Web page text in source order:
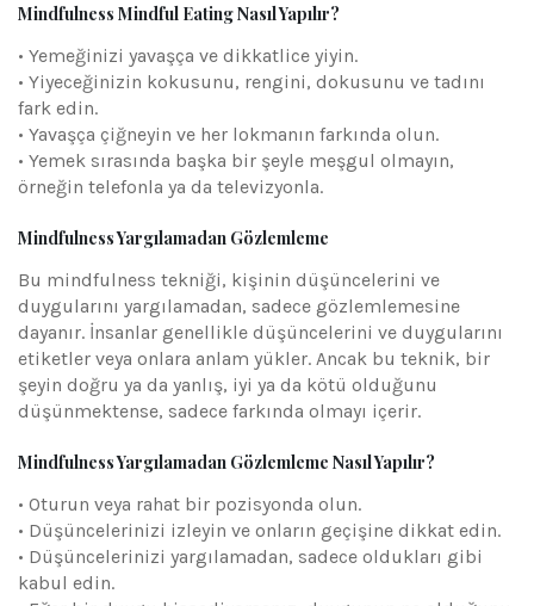
Mindfulness Mindful Eating Nasıl Yapılır?
• Yemeğinizi yavaşça ve dikkatlice yiyin.
• Yiyeceğinizin kokusunu, rengini, dokusunu ve tadını
fark edin.
• Yavaşça çiğneyin ve her lokmanın farkında olun.
• Yemek sırasında başka bir şeyle meşgul olmayın,
örneğin telefonla ya da televizyonla.
Mindfulness Yargılamadan Gözlemleme
Bu mindfulness tekniği, kişinin düşüncelerini ve
duygularını yargılamadan, sadece gözlemlemesine
dayanır. İnsanlar genellikle düşüncelerini ve duygularını
etiketler veya onlara anlam yükler. Ancak bu teknik, bir
şeyin doğru ya da yanlış, iyi ya da kötü olduğunu
düşünmektense, sadece farkında olmayı içerir.
Mindfulness Yargılamadan Gözlemleme Nasıl Yapılır?
• Oturun veya rahat bir pozisyonda olun.
• Düşüncelerinizi izleyin ve onların geçişine dikkat edin.
• Düşüncelerinizi yargılamadan, sadece oldukları gibi
kabul edin.